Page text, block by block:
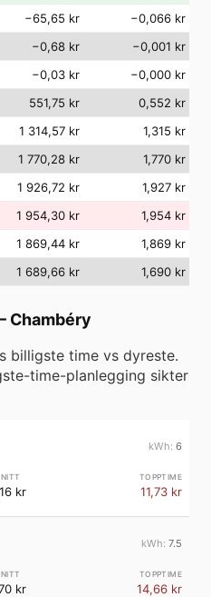
−65,65 kr
−0,066 kr
−0,68 kr
−0,001 kr
−0,03 kr
−0,000 kr
551,75 kr
0,552 kr
1 314,57 kr
1,315 kr
1 770,28 kr
1,770 kr
1 926,72 kr
1,927 kr
1 954,30 kr
1,954 kr
1 869,44 kr
1,869 kr
1 689,66 kr 1,690 kr
Chambéry
billigste time vs dyreste.
time-planlegging sikter
6
kr 11,73 kr
7.5
kr 14,66 kr